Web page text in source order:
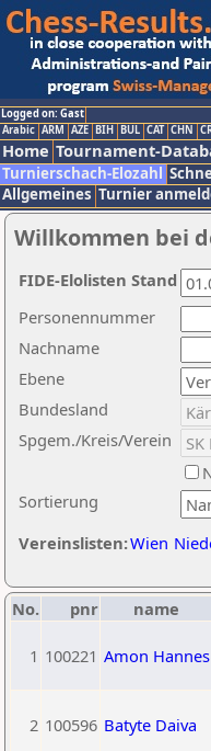
Logged on: Gast
Arabic ARM AZE BIH BUL CAT CHN
Home Tournament-
Turnierschach-Elozahl
Allgemeines Turnier
Willkommen bei
Nachname
Ebene
Sortierung
Personennummer
Bundesland
Spgem./Kreis/Verein
Vereinslisten:Wien
FIDE-Elolisten Stand
No. pnr name
1 100221 Amon Hannes
2 100596 Batyte Daiva